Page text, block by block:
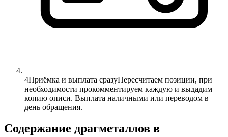
4Приёмка и выплата сразуПересчитаем позиции, при
необходимости прокомментируем каждую и выдадим
копию описи. Выплата наличными или переводом в
день обращения.
Содержание драгметаллов в